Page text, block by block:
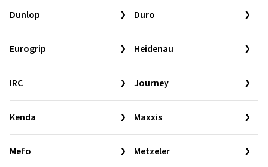
Dunlop Duro
Eurogrip Heidenau
IRC Journey
Kenda Maxxis
Mefo Metzeler